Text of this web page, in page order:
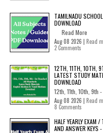
TAMILNADU
DOWNLOAD
Read More
Aug 08 2026 | Read
2 Comments
12TH, 11TH, 10TH,
LATEST STUDY
DOWNLOAD
12th, 11th, 10th, 9th -
Aug 08 2026 | Read
8 Comments
HALF YEARLY EXAM
AND ANSWER KEYS